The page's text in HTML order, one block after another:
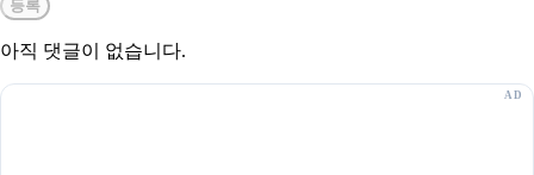
등록
아직 댓글이 없습니다.